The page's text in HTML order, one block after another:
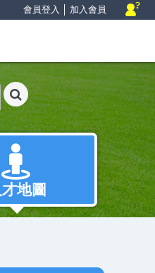
會員登入 加入會員
才地圖